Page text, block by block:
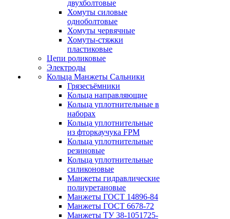
двухболтовые
Хомуты силовые
одноболтовые
Хомуты червячные
Хомуты-стяжки
пластиковые
Цепи роликовые
Электроды
Кольца Манжеты Сальники
Грязесъёмники
Кольца направляющие
Кольца уплотнительные в
наборах
Кольца уплотнительные
из фторкаучука FPM
Кольца уплотнительные
резиновые
Кольца уплотнительные
силиконовые
Манжеты гидравлические
полиуретановые
Манжеты ГОСТ 14896-84
Манжеты ГОСТ 6678-72
Манжеты ТУ 38-1051725-